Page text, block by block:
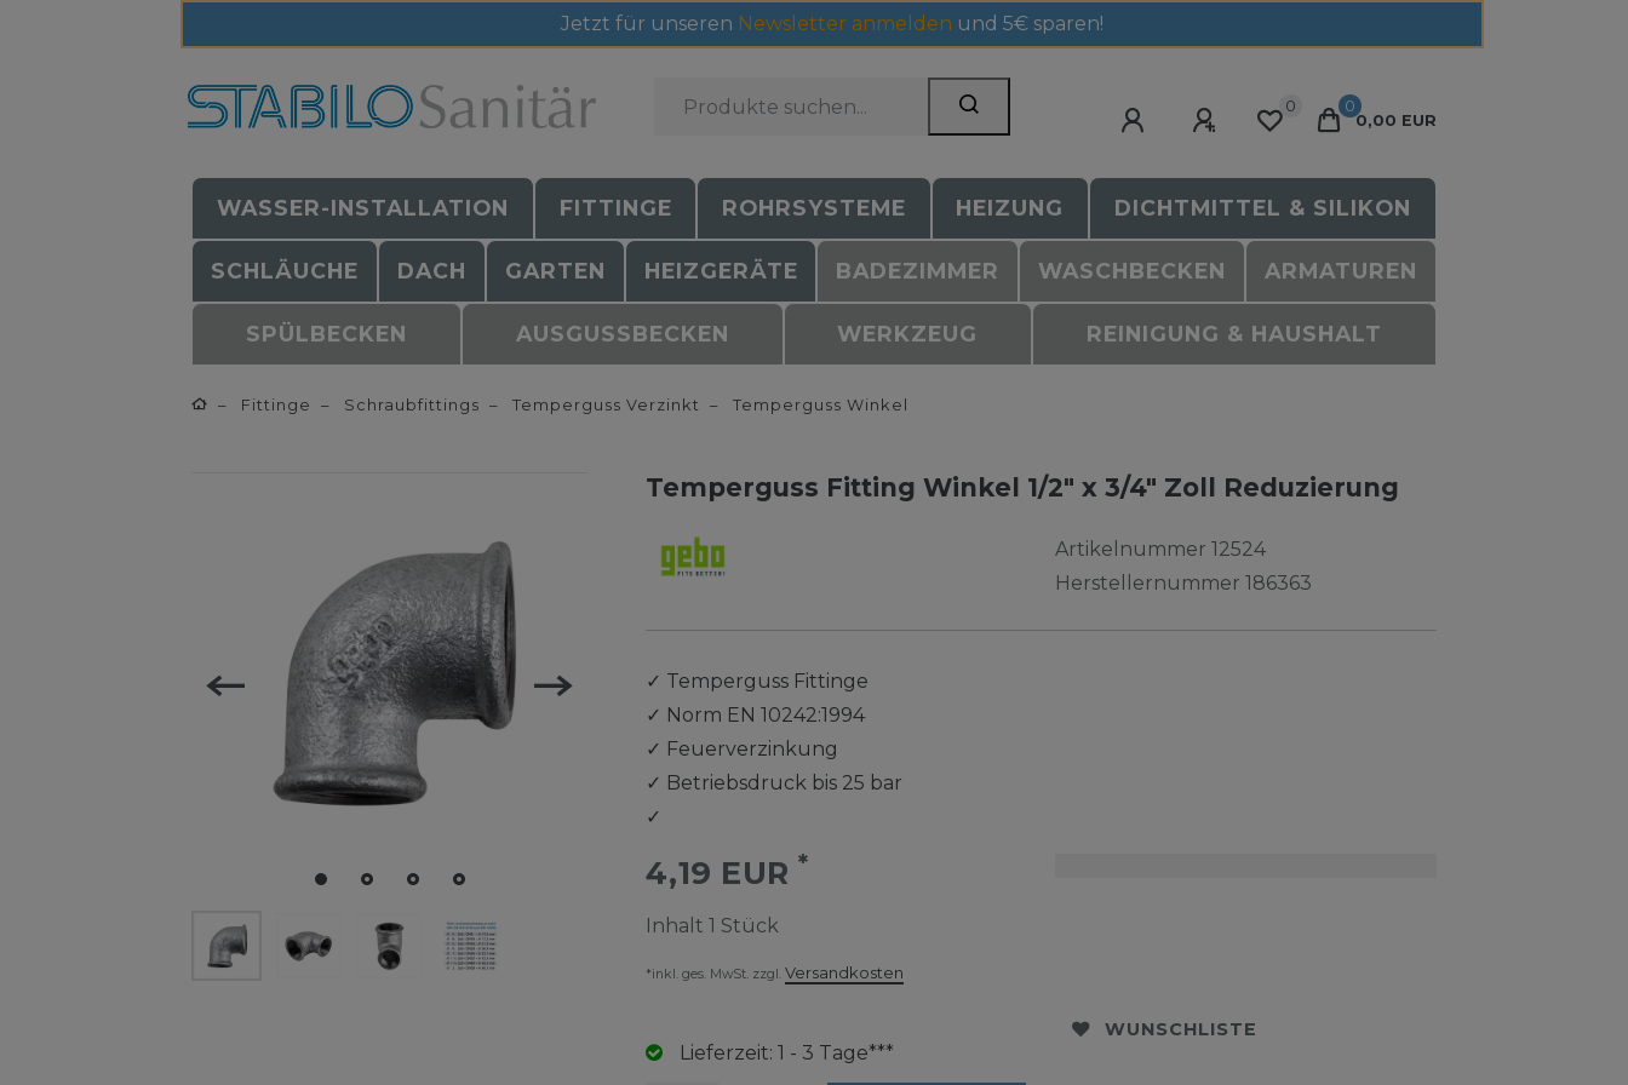
Jetzt für unseren Newsletter anmelden und 5€ sparen!
0
0
0,00 EUR
WASSER-INSTALLATION FITTINGE ROHRSYSTEME HEIZUNG DICHTMITTEL & SILIKON
SCHLÄUCHE DACH GARTEN HEIZGERÄTE BADEZIMMER WASCHBECKEN ARMATUREN
SPÜLBECKEN AUSGUSSBECKEN WERKZEUG REINIGUNG & HAUSHALT
Fittinge Schraubfittings Temperguss Verzinkt Temperguss Winkel
Temperguss Fitting Winkel 1/2" x 3/4" Zoll Reduzierung
Artikelnummer12524
Herstellernummer186363
✓ Temperguss Fittinge
✓ Norm EN 10242:1994
✓ Feuerverzinkung
✓ Betriebsdruck bis 25 bar
✓
4,19 EUR*
Inhalt 1 Stück
*inkl. ges. MwSt. zzgl. Versandkosten
Lieferzeit: 1 - 3 Tage***
WUNSCHLISTE